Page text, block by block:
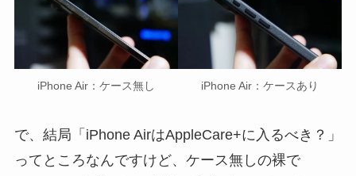
iPhone Air：ケース無し iPhone Air：ケースあり
で、結局「iPhone AirはAppleCare+に入るべき？」
ってところなんですけど、ケース無しの裸で